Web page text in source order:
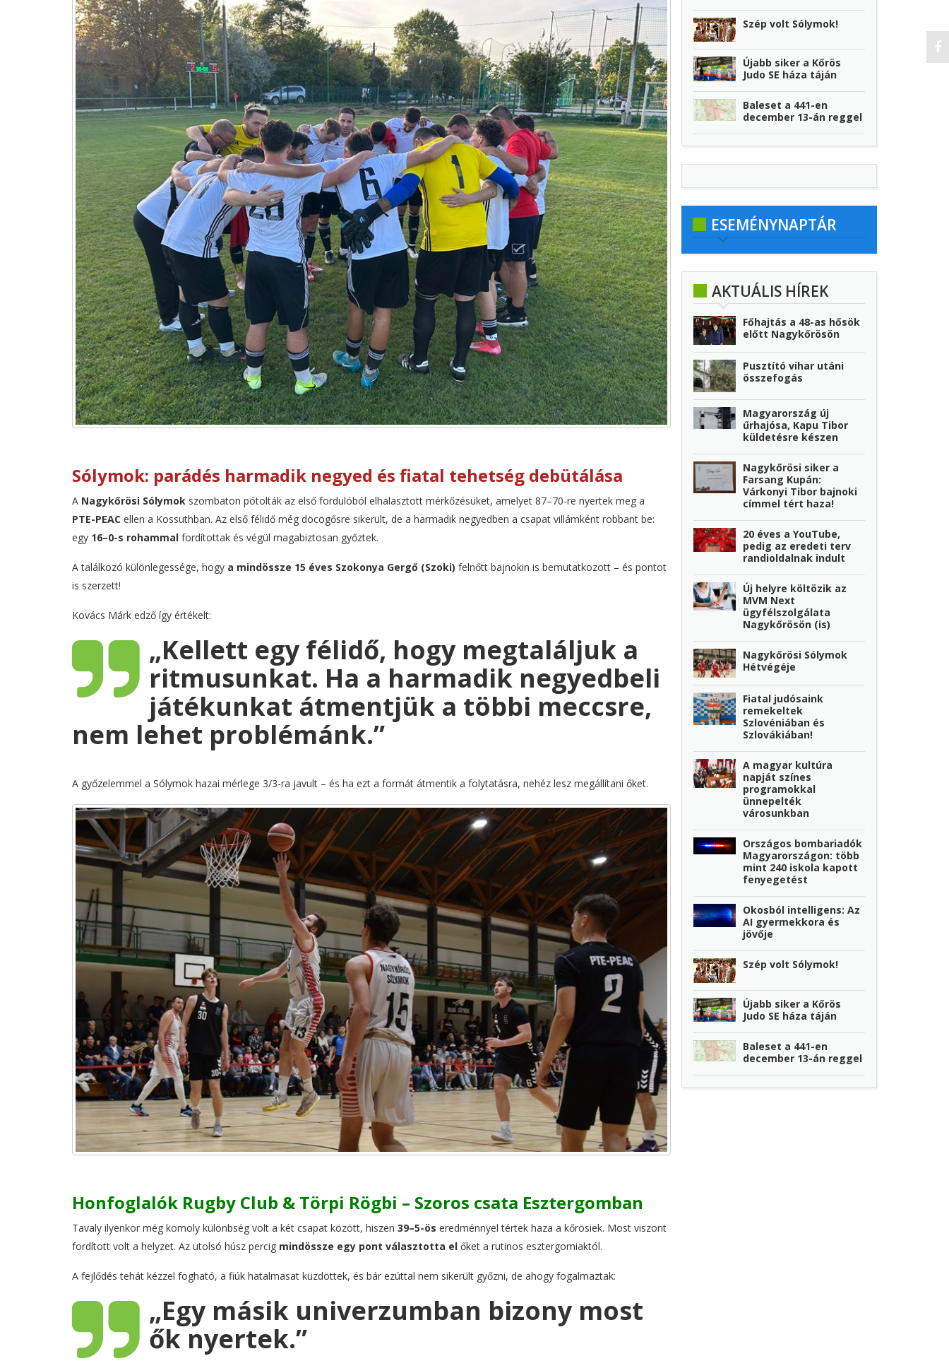
Sólymok: parádés harmadik negyed és fiatal tehetség debütálása
A Nagykőrösi Sólymok szombaton pótolták az első fordulóból elhalasztott mérkőzésüket, amelyet 87–70-re nyertek meg a
PTE-PEAC ellen a Kossuthban. Az első félidő még döcögősre sikerült, de a harmadik negyedben a csapat villámként robbant be:
egy 16–0-s rohammal fordítottak és végül magabiztosan győztek.
A találkozó különlegessége, hogy a mindössze 15 éves Szokonya Gergő (Szoki) felnőtt bajnokin is bemutatkozott – és pontot
is szerzett!
Kovács Márk edző így értékelt:
„Kellett egy félidő, hogy megtaláljuk a
ritmusunkat. Ha a harmadik negyedbeli
játékunkat átmentjük a többi meccsre,
nem lehet problémánk.”
A győzelemmel a Sólymok hazai mérlege 3/3-ra javult – és ha ezt a formát átmentik a folytatásra, nehéz lesz megállítani őket.
Honfoglalók Rugby Club & Törpi Rögbi – Szoros csata Esztergomban
Tavaly ilyenkor még komoly különbség volt a két csapat között, hiszen 39–5-ös eredménnyel tértek haza a kőrösiek. Most viszont
fordított volt a helyzet. Az utolsó húsz percig mindössze egy pont választotta el őket a rutinos esztergomiaktól.
A fejlődés tehát kézzel fogható, a fiúk hatalmasat küzdöttek, és bár ezúttal nem sikerült győzni, de ahogy fogalmaztak:
„Egy másik univerzumban bizony most
ők nyertek.”
Szép volt Sólymok!
Újabb siker a Kőrös
Judo SE háza táján
Baleset a 441-en
december 13-án reggel
ESEMÉNYNAPTÁR
AKTUÁLIS HÍREK
Főhajtás a 48-as hősök
előtt Nagykőrösön
Pusztító vihar utáni
összefogás
Magyarország új
űrhajósa, Kapu Tibor
küldetésre készen
Nagykőrösi siker a
Farsang Kupán:
Várkonyi Tibor bajnoki
címmel tért haza!
20 éves a YouTube,
pedig az eredeti terv
randioldalnak indult
Új helyre költözik az
MVM Next
ügyfélszolgálata
Nagykőrösön (is)
Nagykőrösi Sólymok
Hétvégéje
Fiatal judósaink
remekeltek
Szlovéniában és
Szlovákiában!
A magyar kultúra
napját színes
programokkal
ünnepelték
városunkban
Országos bombariadók
Magyarországon: több
mint 240 iskola kapott
fenyegetést
Okosból intelligens: Az
AI gyermekkora és
jövője
Szép volt Sólymok!
Újabb siker a Kőrös
Judo SE háza táján
Baleset a 441-en
december 13-án reggel